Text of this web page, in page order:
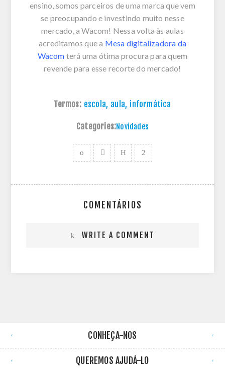
ensino, somos parceiros de uma marca que vem
se preocupando e investindo muito nesse
mercado, a Wacom! Nessa volta às aulas
acreditamos que a Mesa digitalizadora da
Wacom terá uma ótima procura para quem
revende para esse recorte do mercado!
Termos: escola, aula, informática
Categories:Novidades
COMENTÁRIOS
WRITE A COMMENT
CONHEÇA-NOS
QUEREMOS AJUDÁ-LO